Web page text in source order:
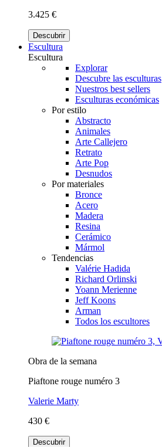
3.425 €
Descubrir
Escultura
Escultura
Explorar
Descubre las esculturas
Nuestros best sellers
Esculturas económicas
Por estilo
Abstracto
Animales
Arte Callejero
Retrato
Arte Pop
Desnudos
Por materiales
Bronce
Acero
Madera
Resina
Cerámico
Mármol
Tendencias
Valérie Hadida
Richard Orlinski
Yoann Merienne
Jeff Koons
Arman
Todos los escultores
Obra de la semana
Piaftone rouge numéro 3
Valerie Marty
430 €
Descubrir